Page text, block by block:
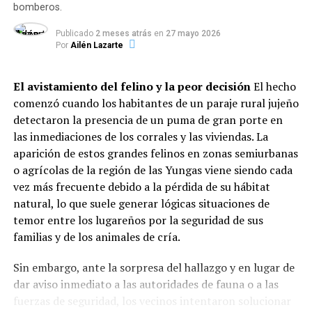
Dinámica del servicio: Modalidades
El informe evidencia que la atención se adaptó a los
hábitos de pospandemia: el83% de las instituciones
entrega viandas para llevar, el13,2% sostiene la
atención presencialen salón y el3,7% distribuye
módulos alimentarios.
Respecto a la distribución horaria de las raciones, la
mayor demanda se concentra durante el contraturno
escolar y laboral:
Cenas:33,3%.
bomberos.
Publicado 2 meses atrás en 27 mayo 2026
Por Ailén Lazarte
El avistamiento del felino y la peor decisiónEl hecho
comenzó cuando los habitantes de un paraje rural jujeño
detectaron la presencia de un puma de gran porte en
las inmediaciones de los corrales y las viviendas. La
aparición de estos grandes felinos en zonas semiurbanas
o agrícolas de la región de las Yungas viene siendo cada
vez más frecuente debido a la pérdida de su hábitat
natural, lo que suele generar lógicas situaciones de
temor entre los lugareños por la seguridad de sus
familias y de los animales de cría.
Sin embargo, ante la sorpresa del hallazgo y en lugar de
dar aviso inmediato a las autoridades de fauna o a las
fuerzas de seguridad, los vecinos intentaron solucionar